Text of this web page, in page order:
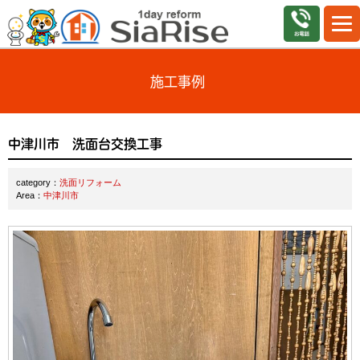
施工事例
中津川市 洗面台交換工事
category： 洗面リフォーム
Area： 中津川市